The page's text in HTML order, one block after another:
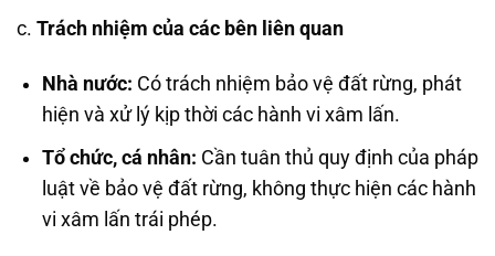
c. Trách nhiệm của các bên liên quan
Nhà nước: Có trách nhiệm bảo vệ đất rừng, phát
hiện và xử lý kịp thời các hành vi xâm lấn.
Tổ chức, cá nhân: Cần tuân thủ quy định của pháp
luật về bảo vệ đất rừng, không thực hiện các hành
vi xâm lấn trái phép.